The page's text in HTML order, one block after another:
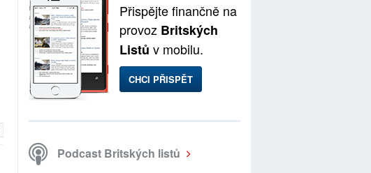
Přispějte finančně na
provoz Britských
Listů v mobilu.
CHCI PŘISPĚT
Podcast Britských listů